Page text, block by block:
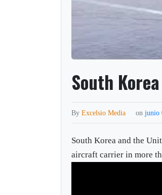
South
ByExcelsio Media onjunio
South Korea and the
aircraft carrier in more